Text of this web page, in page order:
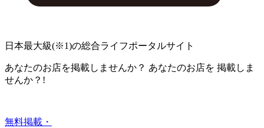
日本最大級(※1)の総合ライフポータルサイト
あなたのお店を掲載しませんか？ あなたのお店を 掲載しま
せんか？!
無料掲載・